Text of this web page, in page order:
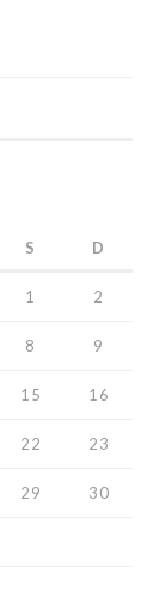
S D
1 2
8 9
15 16
22 23
29 30